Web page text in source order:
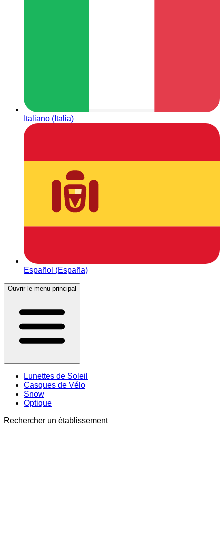
Italiano (Italia)
Español (España)
Ouvrir le menu principal
Lunettes de Soleil
Casques de Vélo
Snow
Optique
Rechercher un établissement